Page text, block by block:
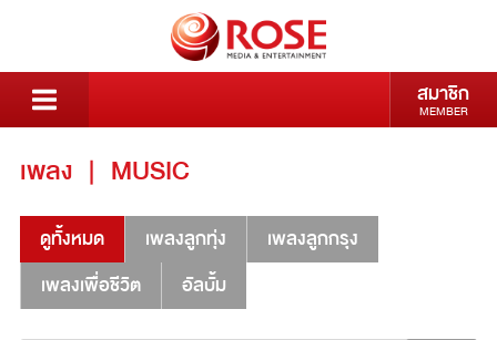
สมาชิก
MEMBER
เพลง | MUSIC
ดูทั้งหมด เพลงลูกทุ่ง
เพลงลูกกรุง
เพลงเพื่อชีวิต
อัลบั้ม